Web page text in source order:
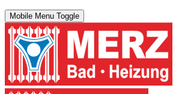
Mobile Menu Toggle